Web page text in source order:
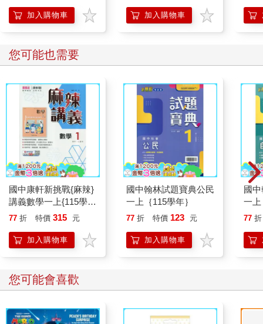
加入購物車 加入購物車
您可能也需要
國中康軒新挑戰{麻辣}
講義數學一上{115學
年}
77 折 特價 315 元
加入購物車
國中翰林試題寶典公民
一上｛115學年｝
77 折 特價 123 元
加入購物車
國
一上
77 折
您可能會喜歡